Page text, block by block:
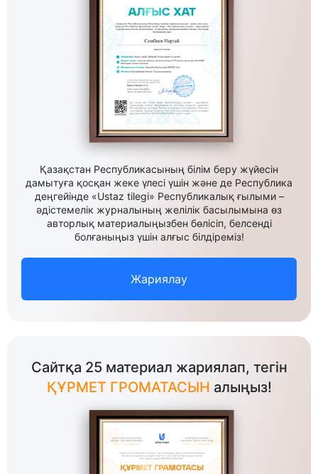
Қазақстан Республикасының білім беру жүйесін
дамытуға қосқан жеке үлесі үшін және де Республика
деңгейінде «Ustaz tilegi» Республикалық ғылыми –
әдістемелік журналының желілік басылымына өз
авторлық материалыңызбен бөлісіп, белсенді
болғаныңыз үшін алғыс білдіреміз!
Жариялау
Сайтқа 25 материал жариялап, тегін
ҚҰРМЕТ ГРОМАТАСЫН алыңыз!